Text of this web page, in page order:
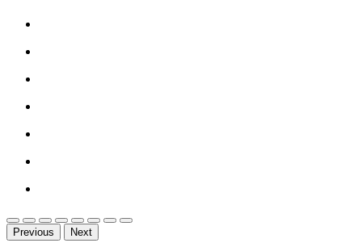
Previous Next